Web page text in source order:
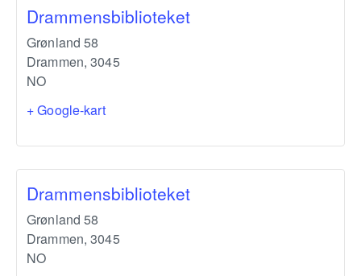
Drammensbiblioteket
Grønland 58
Drammen, 3045
NO
+ Google-kart
Drammensbiblioteket
Grønland 58
Drammen, 3045
NO